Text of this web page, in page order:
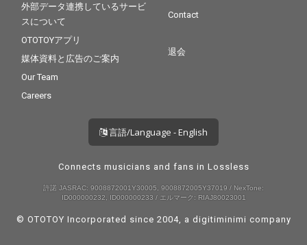
外部データ連携しているサービ
スについて
OTOTOYアプリ
媒体資料と広告のご案内
Our Team
Careers
Contact
退会
言語/Language - English
Connects musicians and fans in Lossless
許諾 JASRAC: 9008872001Y30005, 9008872005Y37019 / NexTone:
ID000000232, ID000000233 / エルマーク: RIAJ80023001
© OTOTOY Incorporated since 2004, a digitiminimi company